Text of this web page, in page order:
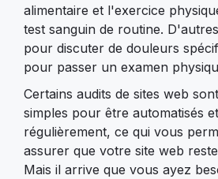
alimentaire et l'exercice
test sanguin de routine.
pour discuter de douleurs
pour passer un examen
Certains audits de sites web
simples pour être automatisés
régulièrement, ce qui vous
assurer que votre site web
Mais il arrive que vous ayez